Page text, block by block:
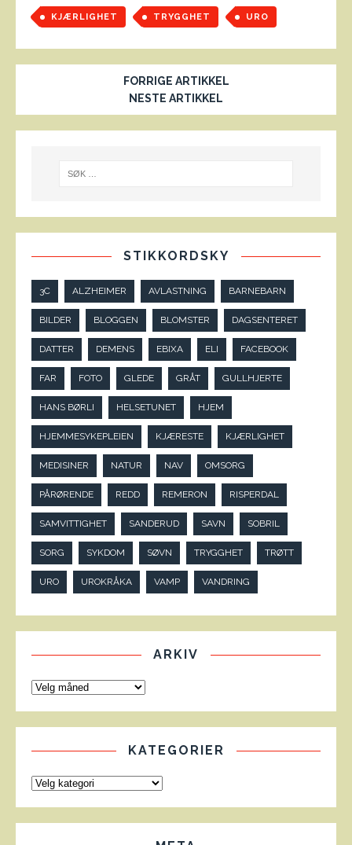
KJÆRLIGHET TRYGGHET URO
FORRIGE ARTIKKEL
NESTE ARTIKKEL
STIKKORDSKY
3C ALZHEIMER AVLASTNING BARNEBARN
BILDER BLOGGEN BLOMSTER DAGSENTERET
DATTER DEMENS EBIXA ELI FACEBOOK
FAR FOTO GLEDE GRÅT GULLHJERTE
HANS BØRLI HELSETUNET HJEM
HJEMMESYKEPLEIEN KJÆRESTE KJÆRLIGHET
MEDISINER NATUR NAV OMSORG
PÅRØRENDE REDD REMERON RISPERDAL
SAMVITTIGHET SANDERUD SAVN SOBRIL
SORG SYKDOM SØVN TRYGGHET TRØTT
URO UROKRÅKA VAMP VANDRING
ARKIV
KATEGORIER